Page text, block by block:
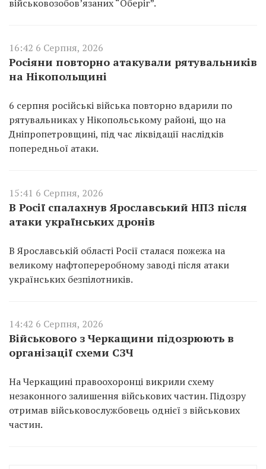
військовозобов’язаних “Оберіг”.
16:42 6 Серпня, 2026
Росіяни повторно атакували рятувальників
на Нікопольщині
6 серпня російські війська повторно вдарили по
рятувальниках у Нікопольському районі, що на
Дніпропетровщині, під час ліквідації наслідків
попередньої атаки.
15:41 6 Серпня, 2026
В Росії спалахнув Ярославський НПЗ після
атаки українських дронів
В Ярославській області Росії сталася пожежа на
великому нафтопереробному заводі після атаки
українських безпілотників.
14:42 6 Серпня, 2026
Військового з Черкащини підозрюють в
організації схеми СЗЧ
На Черкащині правоохоронці викрили схему
незаконного залишення військових частин. Підозру
отримав військовослужбовець однієї з військових
частин.